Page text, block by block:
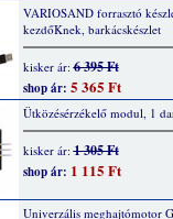
VARIOSAND forrasztó
kezdőKnek, barkácskészlet
kisker ár:6 395 Ft
shop ár: 5 365 Ft
Ütközésérzékelő modul, 1
kisker ár:1 305 Ft
shop ár: 1 115 Ft
Univerzális meghajtómotor